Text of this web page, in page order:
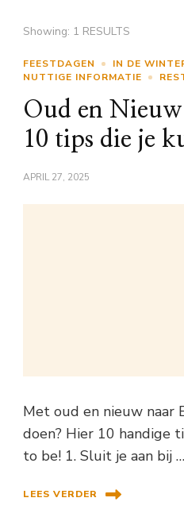
Showing: 1 RESULTS
FEESTDAGEN IN DE
NUTTIGE INFORMATIE
Oud en
10 tips die je
APRIL 27, 2025
Met oud en nieuw naar
doen? Hier 10 handige
to be! 1. Sluit je aan bij …
LEES VERDER